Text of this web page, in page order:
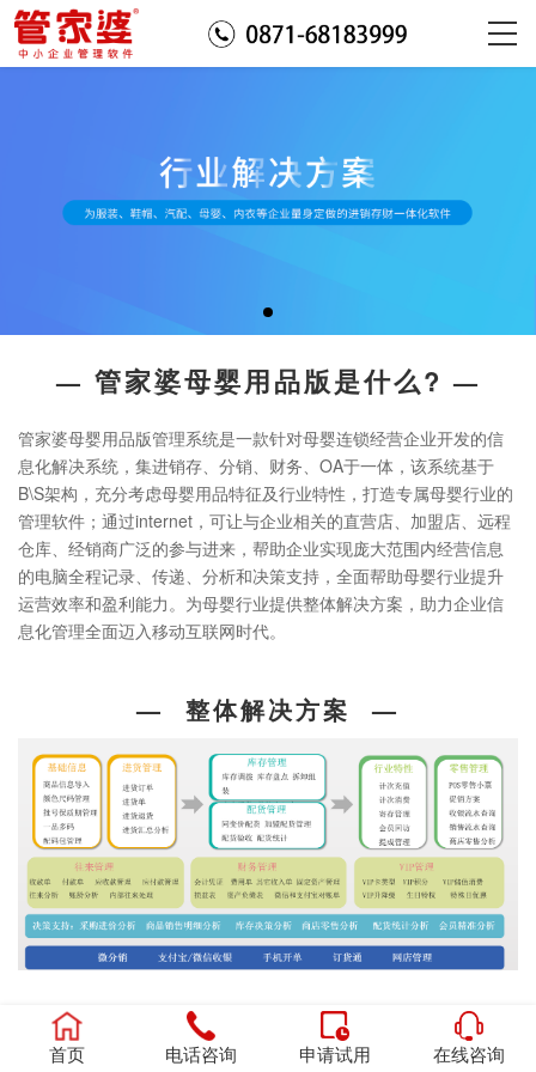
首页 电话咨询 申请试用 在线咨询